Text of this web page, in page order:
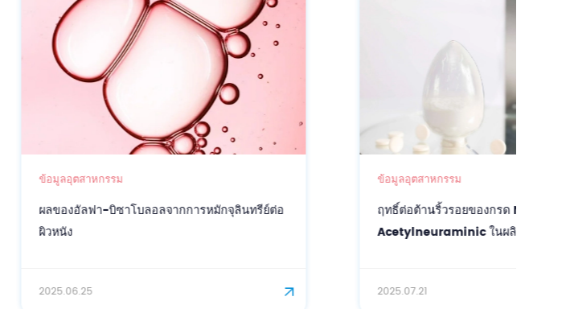
ลอลจากการหมักจุลินทรีย์ต่อ
ฤทธิ์ต่อต้านริ้วรอยของกรด N-
Acetylneuraminic ในผลิตภัณฑ์ดูแลผิวหน้า
2025.07.21